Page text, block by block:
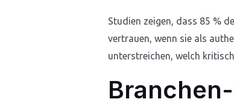
Studien zeigen, dass 85 %
vertrauen, wenn sie als
unterstreichen, welch